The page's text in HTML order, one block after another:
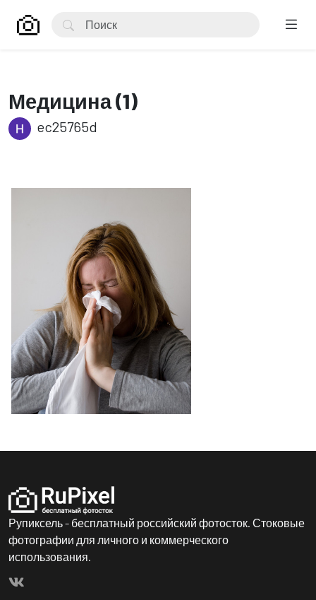
Медицина (1)
ec25765d
Рупиксель - бесплатный российский фотосток. Стоковые
фотографии для личного и коммерческого
использования.